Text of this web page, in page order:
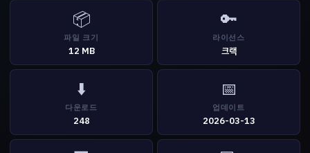
📦
파일 크기
12 MB
🔑
라이선스
크랙
⬇️
다운로드
248
📅
업데이트
2026-03-13